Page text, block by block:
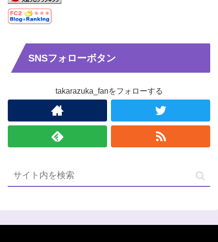
SNSフォローボタン
takarazuka_fanをフォローする